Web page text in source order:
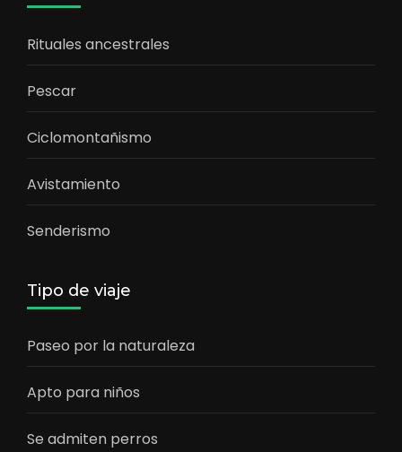
Rituales ancestrales
Pescar
Ciclomontañismo
Avistamiento
Senderismo
Tipo de viaje
Paseo por la naturaleza
Apto para niños
Se admiten perros